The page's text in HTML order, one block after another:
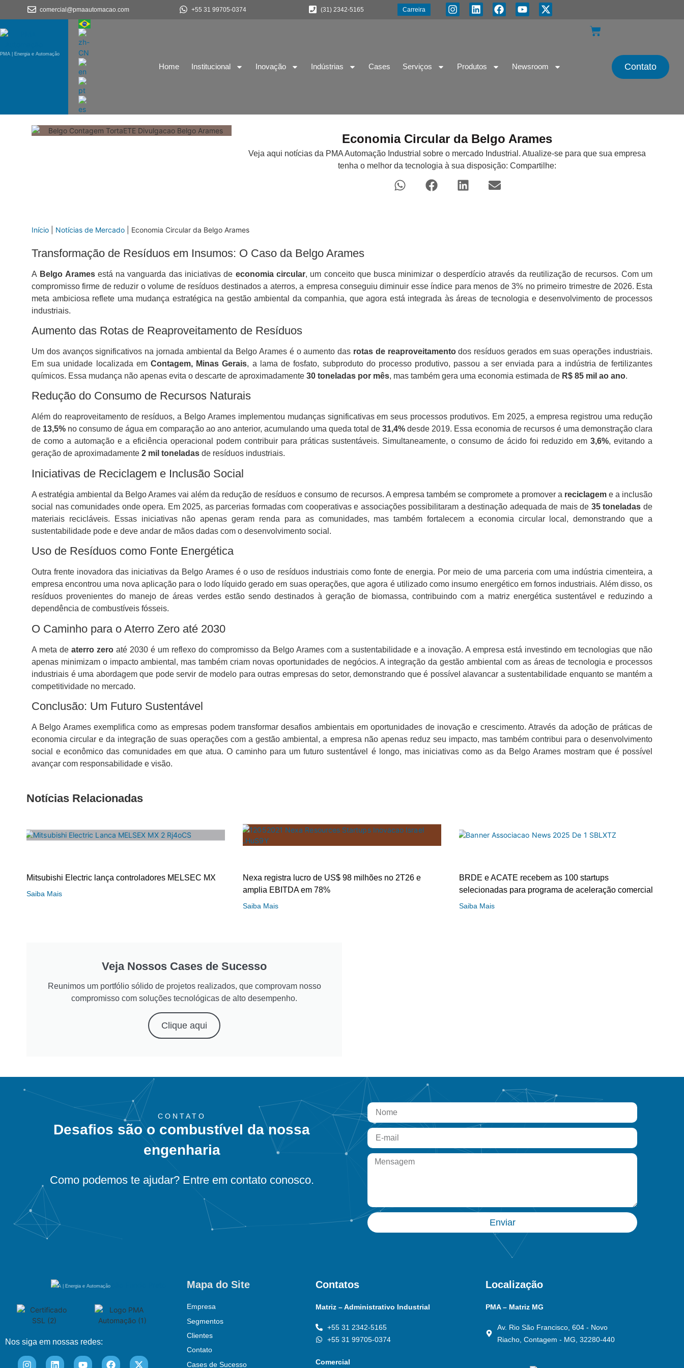
comercial@pmaautomacao.com +55 31 99705-0374 (31) 2342-5165 Carreira
PMA | Energia e Automação
Home Institucional Inovação Indústrias Cases Serviços Produtos Newsroom Contato
Economia Circular da Belgo Arames
Veja aqui notícias da PMA Automação Industrial sobre o mercado Industrial. Atualize-se para que sua empresa
tenha o melhor da tecnologia à sua disposição: Compartilhe:
Início Notícias de Mercado Economia Circular da Belgo Arames
Transformação de Resíduos em Insumos: O Caso da Belgo Arames
A Belgo Aramesestá na vanguarda das iniciativas de economia circular, um conceito que busca minimizar o desperdício através da reutilização de recursos. Com um
compromisso firme de reduzir o volume de resíduos destinados a aterros, a empresa conseguiu diminuir esse índice para menos de 3% no primeiro trimestre de 2026. Esta
meta ambiciosa reflete uma mudança estratégica na gestão ambiental da companhia, que agora está integrada às áreas de tecnologia e desenvolvimento de processos
industriais.
Aumento das Rotas de Reaproveitamento de Resíduos
Um dos avanços significativos na jornada ambiental da Belgo Arames é o aumento das rotas de reaproveitamentodos resíduos gerados em suas operações industriais.
Em sua unidade localizada emContagem, Minas Gerais, a lama de fosfato, subproduto do processo produtivo, passou a ser enviada para a indústria de fertilizantes
químicos. Essa mudança não apenas evita o descarte de aproximadamente 30 toneladas por mês, mas também gera uma economia estimada de R$ 85 mil ao ano.
Redução do Consumo de Recursos Naturais
Além do reaproveitamento de resíduos, a Belgo Arames implementou mudanças significativas em seus processos produtivos. Em 2025, a empresa registrou uma redução
de 13,5% no consumo de água em comparação ao ano anterior, acumulando uma queda total de31,4% desde 2019. Essa economia de recursos é uma demonstração clara
de como a automação e a eficiência operacional podem contribuir para práticas sustentáveis. Simultaneamente, o consumo de ácido foi reduzido em 3,6%, evitando a
geração de aproximadamente 2 mil toneladas de resíduos industriais.
Iniciativas de Reciclagem e Inclusão Social
A estratégia ambiental da Belgo Arames vai além da redução de resíduos e consumo de recursos. A empresa também se compromete a promover a reciclageme a inclusão
social nas comunidades onde opera. Em 2025, as parcerias formadas com cooperativas e associações possibilitaram a destinação adequada de mais de 35 toneladas de
materiais recicláveis. Essas iniciativas não apenas geram renda para as comunidades, mas também fortalecem a economia circular local, demonstrando que a
sustentabilidade pode e deve andar de mãos dadas com o desenvolvimento social.
Uso de Resíduos como Fonte Energética
Outra frente inovadora das iniciativas da Belgo Arames é o uso de resíduos industriais como fonte de energia. Por meio de uma parceria com uma indústria cimenteira, a
empresa encontrou uma nova aplicação para o lodo líquido gerado em suas operações, que agora é utilizado como insumo energético em fornos industriais. Além disso, os
resíduos provenientes do manejo de áreas verdes estão sendo destinados à geração de biomassa, contribuindo com a matriz energética sustentável e reduzindo a
dependência de combustíveis fósseis.
O Caminho para o Aterro Zero até 2030
A meta de aterro zero até 2030 é um reflexo do compromisso da Belgo Arames com a sustentabilidade e a inovação. A empresa está investindo em tecnologias que não
apenas minimizam o impacto ambiental, mas também criam novas oportunidades de negócios. A integração da gestão ambiental com as áreas de tecnologia e processos
industriais é uma abordagem que pode servir de modelo para outras empresas do setor, demonstrando que é possível alavancar a sustentabilidade enquanto se mantém a
competitividade no mercado.
Conclusão: Um Futuro Sustentável
A Belgo Arames exemplifica como as empresas podem transformar desafios ambientais em oportunidades de inovação e crescimento. Através da adoção de práticas de
economia circular e da integração de suas operações com a gestão ambiental, a empresa não apenas reduz seu impacto, mas também contribui para o desenvolvimento
social e econômico das comunidades em que atua. O caminho para um futuro sustentável é longo, mas iniciativas como as da Belgo Arames mostram que é possível
avançar com responsabilidade e visão.
Notícias Relacionadas
Mitsubishi Electric lança controladores MELSEC MX
Saiba Mais
Nexa registra lucro de US$ 98 milhões no 2T26 e
amplia EBITDA em 78%
Saiba Mais
BRDE e ACATE recebem as 100 startups
selecionadas para programa de aceleração comercial
Saiba Mais
Veja Nossos Cases de Sucesso
Reunimos um portfólio sólido de projetos realizados, que comprovam nosso
compromisso com soluções tecnológicas de alto desempenho.
Clique aqui
CONTATO
Desafios são o combustível da nossa
engenharia
Como podemos te ajudar? Entre em contato conosco.
Enviar
PMA | Energia e Automação
Nos siga em nossas redes:
Mapa do Site
Empresa
Segmentos
Clientes
Contato
Cases de Sucesso
Contatos
Matriz – Administrativo Industrial
+55 31 2342-5165
+55 31 99705-0374
Comercial
Localização
PMA – Matriz MG
Av. Rio São Francisco, 604 - Novo
Riacho, Contagem - MG, 32280-440